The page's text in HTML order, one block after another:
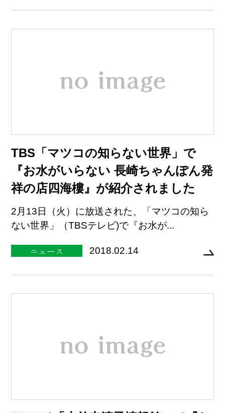
TBS「マツコの知らない世界」で
『お水がいらない 長崎ちゃんぽん発
祥の店四海樓』が紹介されました
2月13日（火）に放送された、「マツコの知ら
ない世界」（TBSテレビ)で『お水が...
ニュース 2018.02.14